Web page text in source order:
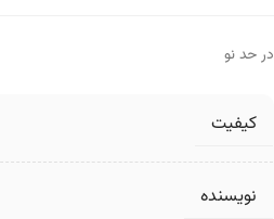
در حد نو
کیفیت
نویسنده